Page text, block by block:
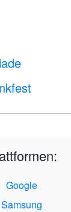
Google
Samsung